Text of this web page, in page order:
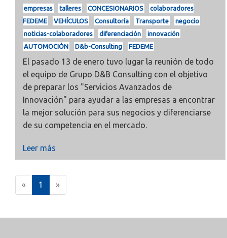
empresas talleres CONCESIONARIOS
colaboradores
FEDEME
VEHÍCULOS Consultoría Transporte
negocio
noticias-colaboradores
diferenciación
innovación
AUTOMOCIÓN
D&b-Consulting FEDEME
El pasado 13 de enero tuvo lugar la reunión de todo
el equipo de Grupo D&B Consulting con el objetivo
de preparar los "Servicios Avanzados de
Innovación" para ayudar a las empresas a encontrar
la mejor solución para sus negocios y diferenciarse
de su competencia en el mercado.
Leer más
« 1
c
»